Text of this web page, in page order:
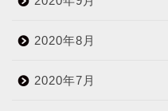
2020年8月
2020年7月